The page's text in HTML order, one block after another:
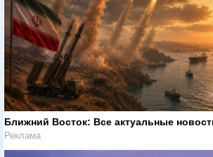
Ближний Восток: Все актуальные
Реклама